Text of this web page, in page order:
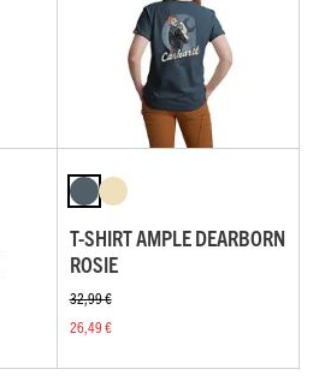
T-SHIRT AMPLE DEARBORN
ROSIE
32,99 €
26,49 €